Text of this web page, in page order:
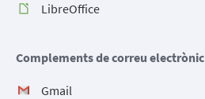
LibreOffice
Complements de correu electrònic
Gmail